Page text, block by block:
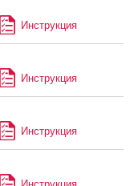
Инструкция
Инструкция
Инструкция